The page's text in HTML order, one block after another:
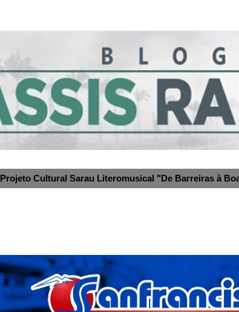
Projeto Cultural Sarau Literomusical "De Barreiras à